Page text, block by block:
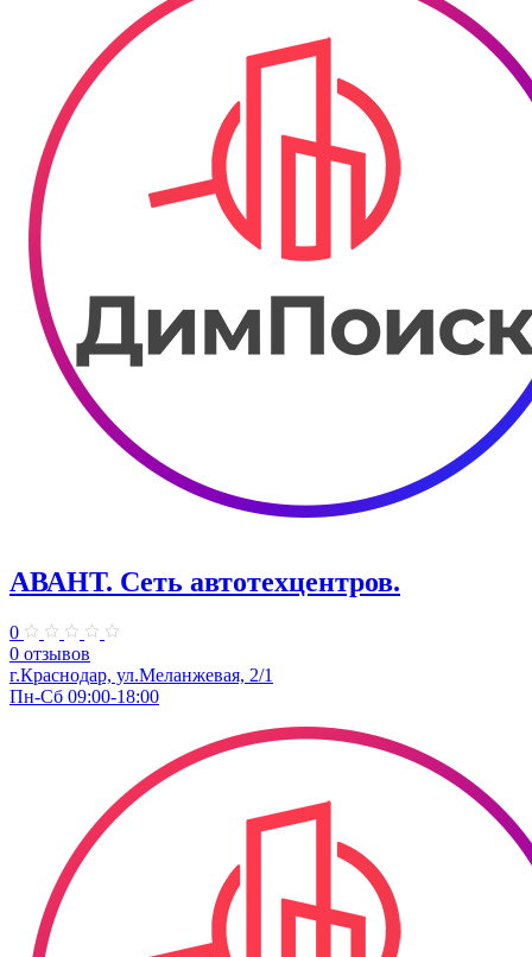
АВАНТ. ​Сеть автотехцентров.
0
0 отзывов
​г.Краснодар, ул.Меланжевая, 2/1
Пн-Сб 09:00-18:00